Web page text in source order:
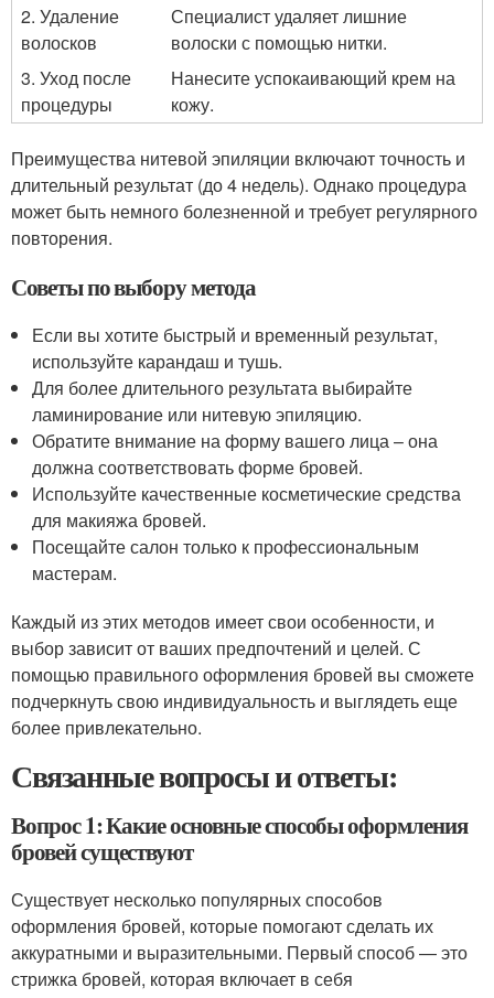
2. Удаление
волосков
Специалист удаляет лишние
волоски с помощью нитки.
3. Уход после
процедуры
Нанесите успокаивающий крем на
кожу.
Преимущества нитевой эпиляции включают точность и
длительный результат (до 4 недель). Однако процедура
может быть немного болезненной и требует регулярного
повторения.
Советы по выбору метода
Если вы хотите быстрый и временный результат,
используйте карандаш и тушь.
Для более длительного результата выбирайте
ламинирование или нитевую эпиляцию.
Обратите внимание на форму вашего лица – она
должна соответствовать форме бровей.
Используйте качественные косметические средства
для макияжа бровей.
Посещайте салон только к профессиональным
мастерам.
Каждый из этих методов имеет свои особенности, и
выбор зависит от ваших предпочтений и целей. С
помощью правильного оформления бровей вы сможете
подчеркнуть свою индивидуальность и выглядеть еще
более привлекательно.
Связанные вопросы и ответы:
Вопрос 1: Какие основные способы оформления
бровей существуют
Существует несколько популярных способов
оформления бровей, которые помогают сделать их
аккуратными и выразительными. Первый способ — это
стрижка бровей, которая включает в себя